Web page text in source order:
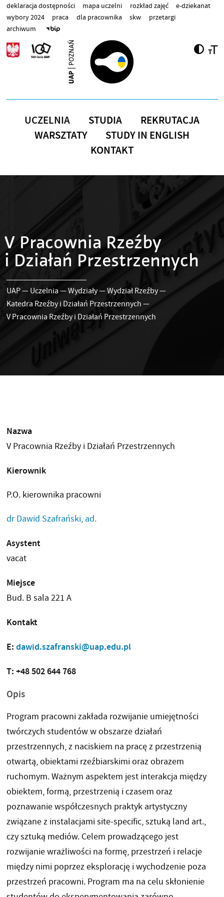
Przejdź do treści
deklaracja dostępności mapa uczelni rozkład zajęć
e-dziekanat
wybory 2024
praca dla pracownika skw
przetargi
archiwum
UCZELNIA STUDIA
REKRUTACJA
WARSZTATY
STUDY IN ENGLISH
KONTAKT
V Pracownia Rzeźby
i Działań Przestrzennych
UAP— Uczelnia —Wydziały—Wydział Rzeźby—
Katedra Rzeźby i Działań Przestrzennych —
V Pracownia Rzeźby i Działań Przestrzennych
Nazwa
V Pracownia Rzeźby i Działań Przestrzennych
Kierownik
P.O. kierownika pracowni
dr Dawid Szafrański, ad.
Asystent
vacat
Miejsce
Bud. B sala 221 A
Kontakt
E: dawid.szafranski@uap.edu.pl
T: +48 502 644 768
Opis
Program pracowni zakłada rozwijanie umiejętności
twórczych studentów w obszarze działań
przestrzennych, z naciskiem na pracę z przestrzenią
otwartą, obiektami rzeźbiarskimi oraz obrazem
ruchomym. Ważnym aspektem jest interakcja między
obiektem, formą, przestrzenią i czasem oraz
poznawanie współczesnych praktyk artystyczny
związane z instalacjami site-specific, sztuką land art.,
czy sztuką mediów. Celem prowadzącego jest
rozwijanie wrażliwości na formę, przestrzeń i relacje
między nimi poprzez eksplorację i wychodzenie poza
przestrzeń pracowni. Program ma na celu skłonienie